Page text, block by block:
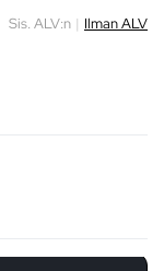
Sis. ALV:n | Ilman ALV